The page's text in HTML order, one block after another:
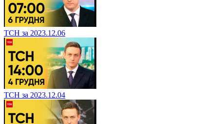
ТСН за 2023.12.06
ТСН за 2023.12.04